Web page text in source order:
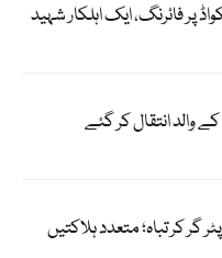
پر فائرنگ، ایک اہلکار شہید
والد انتقال کر گئے